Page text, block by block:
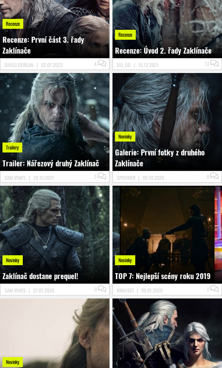
Recenze
Recenze: První část 3. řady
Zaklínače
DIEGO.DORLAN | 02.07.2023 4
Recenze
Recenze: Úvod 2. řady Zaklínače
DO_OD | 15.12.2021 13
Trailery
Trailer: Nářezový druhý Zaklínač
SAM.VIMES | 29.10.2021 5
Novinky
Galerie: První fotky z druhého
Zaklínače
SPOONER | 05.10.2020 0
Novinky
Zaklínač dostane prequel!
SAM.VIMES | 27.07.2020 0
Novinky
TOP 7: Nejlepší scény roku 2019
KRAUSET | 09.01.2020 2
Novinky